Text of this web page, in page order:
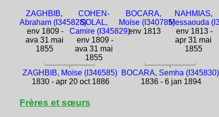
ZAGHBIB,
Abraham (I345828)
env 1809 -
ava 31 mai
1855
COHEN-
SOLAL,
Camire (I345829)
env 1809 -
ava 31 mai
1855
BOCARA,
Moïse (I340785)
env 1813
NAHMIAS,
Messaouda
env 1813 -
apr 31 mai
1855
ZAGHBIB, Moïse (I346585)
1830 - apr 20 oct 1886
BOCARA, Semha (I345830)
1836 - 6 jan 1894
Frères et sœurs